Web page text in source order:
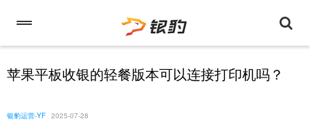
苹果平板收银的轻餐版本可以连接打印机吗？
银豹运营-YF 2025-07-28